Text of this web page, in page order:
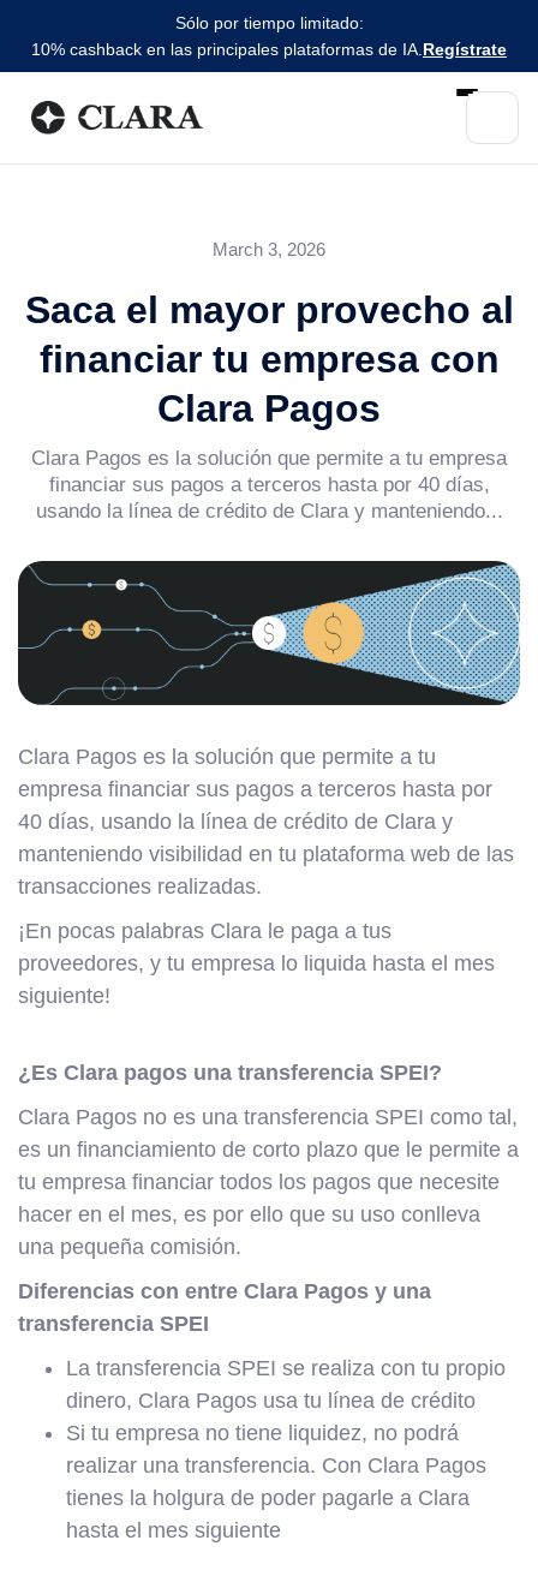
Sólo por tiempo limitado:
10% cashback en las principales plataformas de IA. Regístrate
March 3, 2026
Saca el mayor provecho al
financiar tu empresa con
Clara Pagos
Clara Pagos es la solución que permite a tu empresa
financiar sus pagos a terceros hasta por 40 días,
usando la línea de crédito de Clara y manteniendo...
Clara Pagos es la solución que permite a tu
empresa financiar sus pagos a terceros hasta por
40 días, usando la línea de crédito de Clara y
manteniendo visibilidad en tu plataforma web de las
transacciones realizadas.
¡En pocas palabras Clara le paga a tus
proveedores, y tu empresa lo liquida hasta el mes
siguiente!
¿Es Clara pagos una transferencia SPEI?
Clara Pagos no es una transferencia SPEI como tal,
es un financiamiento de corto plazo que le permite a
tu empresa financiar todos los pagos que necesite
hacer en el mes, es por ello que su uso conlleva
una pequeña comisión.
Diferencias con entre Clara Pagos y una
transferencia SPEI
La transferencia SPEI se realiza con tu propio
dinero, Clara Pagos usa tu línea de crédito
Si tu empresa no tiene liquidez, no podrá
realizar una transferencia. Con Clara Pagos
tienes la holgura de poder pagarle a Clara
hasta el mes siguiente